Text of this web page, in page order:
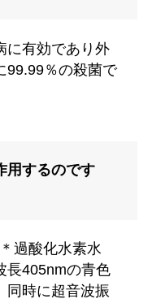
に有効であり外
99.99％の殺菌で
用するのです
過酸化水素水
長405nmの青色
同時に超音波振